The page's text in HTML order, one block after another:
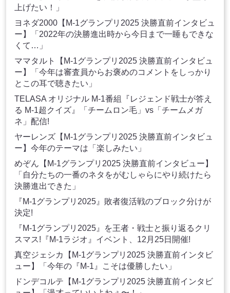
上げたい！」
ヨネダ2000【M-1グランプリ2025 決勝直前インタビュ
ー】「2022年の決勝進出時から今日まで一睡もできな
くて…」
ママタルト【M-1グランプリ2025 決勝直前インタビュ
ー】「今年は審査員からお褒めのコメントをしっかり
とこの耳で聴きたい」
TELASA オリジナル M-1番組『レジェンド戦士が答え
る M-1超クイズ』「チームロン毛」vs「チームメガ
ネ」配信!
ヤーレンズ【M-1グランプリ2025 決勝直前インタビュ
ー】今年のテーマは「楽しみたい」
めぞん【M-1グランプリ2025 決勝直前インタビュー】
「自分たちの一番のネタをがむしゃらにやり続けたら
決勝進出できた」
『M-1グランプリ2025』敗者復活戦のブロック分けが
決定!
『M-1グランプリ2025』を王者・戦士と振り返るクリ
スマス!『M-1ラジオ』イベント、12月25日開催!
真空ジェシカ【M-1グランプリ2025 決勝直前インタビ
ュー】「今年の『M-1』こそは優勝したい」
ドンデコルテ【M-1グランプリ2025 決勝直前インタビ